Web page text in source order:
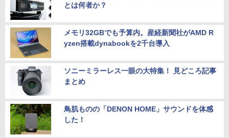
とは何者か？
メモリ32GBでも予算内。産経新聞社がAMD R
yzen搭載dynabookを2千台導入
ソニーミラーレス一眼の大特集！ 見どころ記事
まとめ
鳥肌ものの「DENON HOME」サウンドを体感
した！